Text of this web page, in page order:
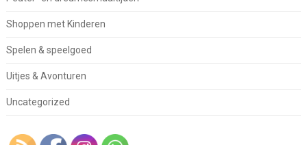
Shoppen met Kinderen
Spelen & speelgoed
Uitjes & Avonturen
Uncategorized